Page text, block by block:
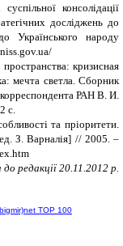
консолідації
досліджень до
Українського народу
кризисная
мечта светла. Сборник
РАН В. И.
с.
та пріоритети.
З. Варналія] // 2005. –
редакції 20.11.2012 р.